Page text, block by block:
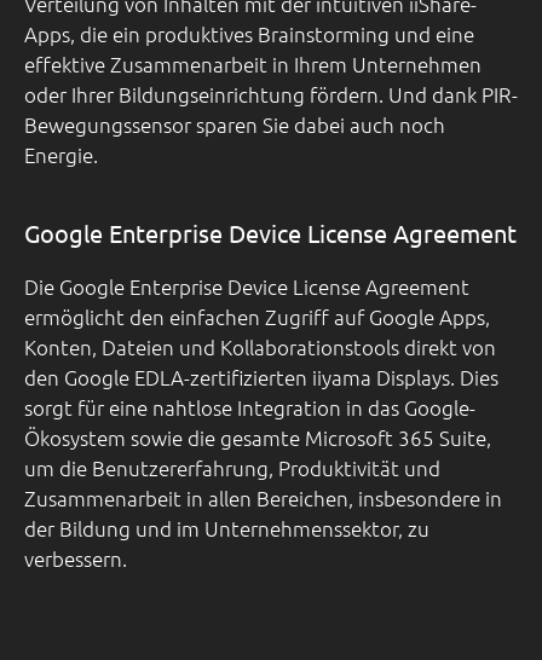
Apps, die ein produktives Brainstorming und eine
effektive Zusammenarbeit in Ihrem Unternehmen
oder Ihrer Bildungseinrichtung fördern. Und dank PIR-
Bewegungssensor sparen Sie dabei auch noch
Energie.
Google Enterprise Device License Agreement
Die Google Enterprise Device License Agreement
ermöglicht den einfachen Zugriff auf Google Apps,
Konten, Dateien und Kollaborationstools direkt von
den Google EDLA-zertifizierten iiyama Displays. Dies
sorgt für eine nahtlose Integration in das Google-
Ökosystem sowie die gesamte Microsoft 365 Suite,
um die Benutzererfahrung, Produktivität und
Zusammenarbeit in allen Bereichen, insbesondere in
der Bildung und im Unternehmenssektor, zu
verbessern.